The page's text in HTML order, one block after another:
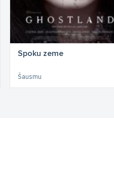
Spoku zeme
Šausmu